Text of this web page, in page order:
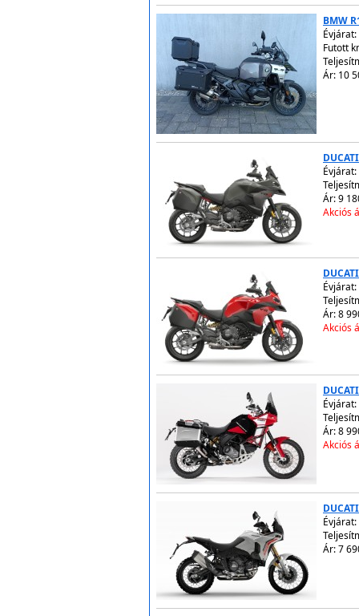
BMW
Évjárat:
Futott
Ár: 10
Évjárat:
Ár: 9
Akciós
Évjárat:
Ár: 8
Akciós
Évjárat:
Ár: 8
Akciós
Évjárat:
Ár: 7